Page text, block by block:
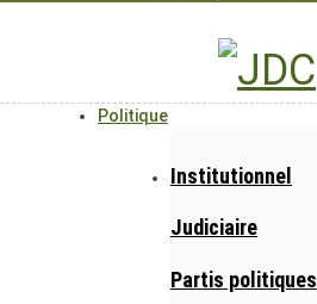
Politique
Institutionnel
Judiciaire
Partis politiques